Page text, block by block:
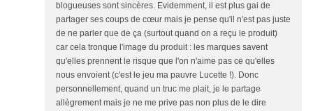
blogueuses sont sincères. Evidemment, il est plus gai de
partager ses coups de cœur mais je pense qu'il n'est pas juste
de ne parler que de ça (surtout quand on a reçu le produit)
car cela tronque l'image du produit : les marques savent
qu'elles prennent le risque que l'on n'aime pas ce qu'elles
nous envoient (c'est le jeu ma pauvre Lucette !). Donc
personnellement, quand un truc me plait, je le partage
allègrement mais je ne me prive pas non plus de le dire